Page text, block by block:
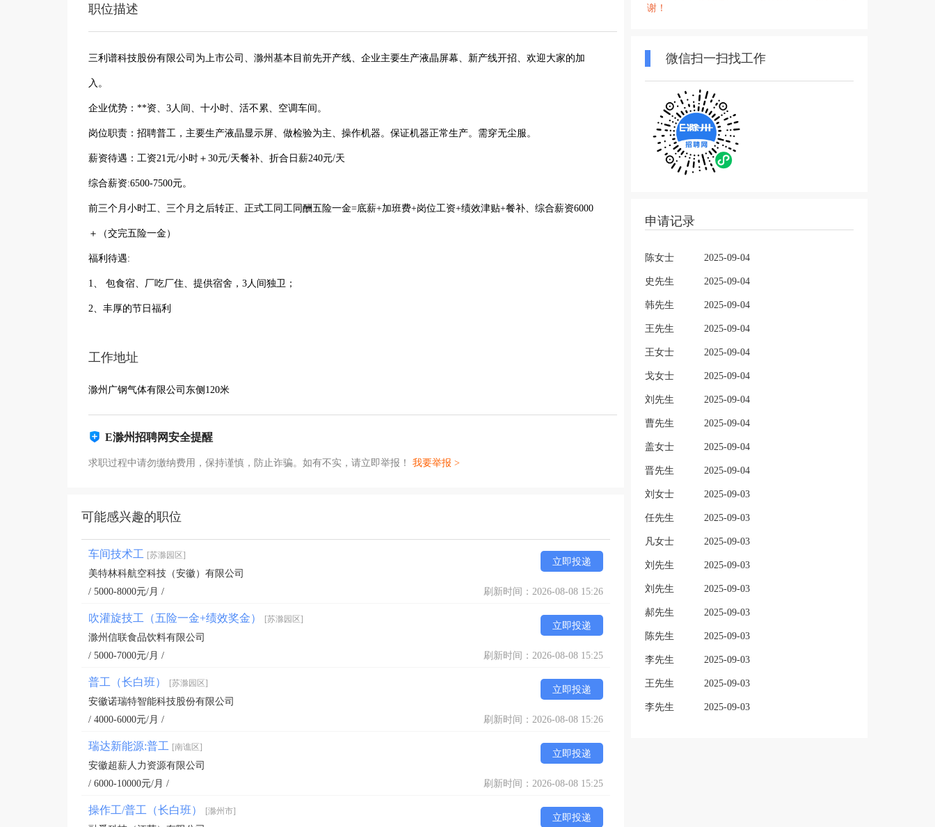
职位描述
三利谱科技股份有限公司为上市公司、滁州基本目前先开产线、企业主要生产液晶屏幕、新产线开招、欢迎大家的加
入。
企业优势：**资、3人间、十小时、活不累、空调车间。
岗位职责：招聘普工，主要生产液晶显示屏、做检验为主、操作机器。保证机器正常生产。需穿无尘服。
薪资待遇：工资21元/小时＋30元/天餐补、折合日薪240元/天
综合薪资:6500-7500元。
前三个月小时工、三个月之后转正、正式工同工同酬五险一金=底薪+加班费+岗位工资+绩效津贴+餐补、综合薪资6000
＋（交完五险一金）
福利待遇:
1、 包食宿、厂吃厂住、提供宿舍，3人间独卫；
2、丰厚的节日福利
工作地址
滁州广钢气体有限公司东侧120米
E滁州招聘网安全提醒
求职过程中请勿缴纳费用，保持谨慎，防止诈骗。如有不实，请立即举报！ 我要举报 >
可能感兴趣的职位
车间技术工 [苏滁园区]
立即投递
美特林科航空科技（安徽）有限公司
/ 5000-8000元/月 /
刷新时间：2026-08-08 15:26
吹灌旋技工（五险一金+绩效奖金） [苏滁园区]
立即投递
滁州信联食品饮料有限公司
/ 5000-7000元/月 /
刷新时间：2026-08-08 15:25
普工（长白班） [苏滁园区]
立即投递
安徽诺瑞特智能科技股份有限公司
/ 4000-6000元/月 /
刷新时间：2026-08-08 15:26
瑞达新能源:普工 [南谯区]
立即投递
安徽超薪人力资源有限公司
/ 6000-10000元/月 /
刷新时间：2026-08-08 15:25
操作工/普工（长白班） [滁州市]
立即投递
谢！
微信扫一扫找工作
申请记录
陈女士 2025-09-04
史先生 2025-09-04
韩先生 2025-09-04
王先生 2025-09-04
王女士 2025-09-04
戈女士 2025-09-04
刘先生 2025-09-04
曹先生 2025-09-04
盖女士 2025-09-04
晋先生 2025-09-04
刘女士 2025-09-03
任先生 2025-09-03
凡女士 2025-09-03
刘先生 2025-09-03
刘先生 2025-09-03
郝先生 2025-09-03
陈先生 2025-09-03
李先生 2025-09-03
王先生 2025-09-03
李先生 2025-09-03